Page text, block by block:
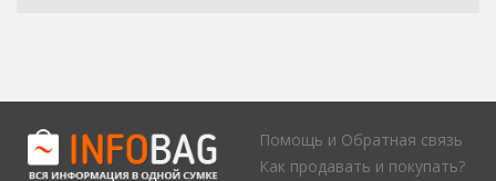
Помощь и Обратная связь
Как продавать и покупать?